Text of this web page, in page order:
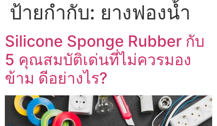
ป้ายกำกับ: ยางฟองน้ำ
Silicone Sponge Rubber กับ
5 คุณสมบัติเด่นที่ไม่ควรมอง
ข้าม ดีอย่างไร?